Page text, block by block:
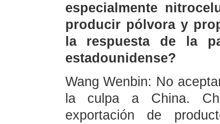
especialmente
producir pólvora y
la respuesta de la
estadounidense?
Wang Wenbin: No
la culpa a China.
exportación de